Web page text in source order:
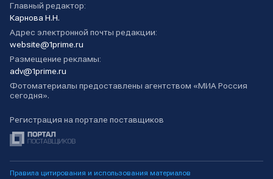
Главный редактор:
Карнова Н.Н.
Адрес электронной почты редакции:
website@1prime.ru
Размещение рекламы:
adv@1prime.ru
Фотоматериалы предоставлены агентством «МИА Россия
сегодня».
Регистрация на портале поставщиков
Правила цитирования и использования материалов